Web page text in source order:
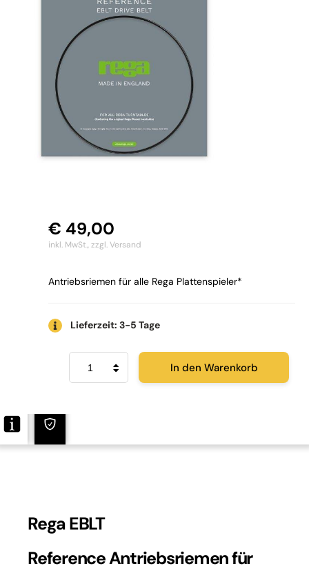
€ 49,00
inkl. MwSt.,zzgl. Versand
Antriebsriemen für alle Rega Plattenspieler*
Lieferzeit: 3-5 Tage
Rega
Reference Antriebsriemen
In den Warenkorb
Rega EBLT
Reference Antriebsriemen für